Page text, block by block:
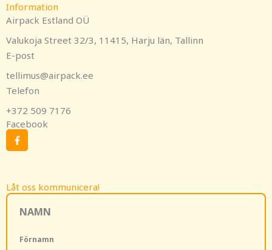
Låt oss kommunicera!
NAMN
Förnamn
Information
Airpack Estland OÜ
Valukoja Street 32/3, 11415, Harju län, Tallinn
E-post
tellimus@airpack.ee
Telefon
+372 509 7176
Facebook
F
a
c
o
k